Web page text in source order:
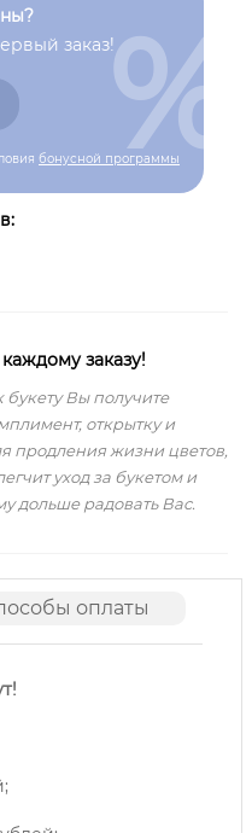
заказ!
бонусной программы
%
заказу!
букету Вы получите
открытку и
продления жизни цветов,
уход за букетом и
дольше радовать Вас.
оплаты